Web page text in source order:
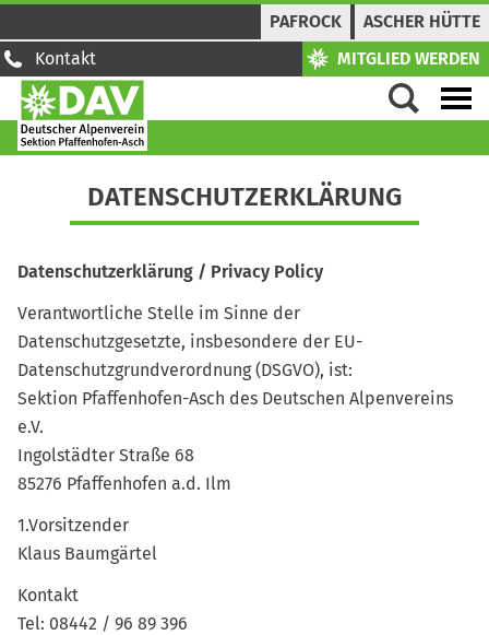
PAFROCK
ASCHER HÜTTE
Kontakt
MITGLIED WERDEN
DATEN­SCHUTZ­ERKLÄRUNG
Datenschutzerklärung / Privacy Policy
Verantwortliche Stelle im Sinne der
Datenschutzgesetzte, insbesondere der EU-
Datenschutzgrundverordnung (DSGVO), ist:
Sektion Pfaffenhofen-Asch des Deutschen Alpenvereins
e.V.
Ingolstädter Straße 68
85276 Pfaffenhofen a.d. Ilm
1.Vorsitzender
Klaus Baumgärtel
Kontakt
Tel: 08442 / 96 89 396